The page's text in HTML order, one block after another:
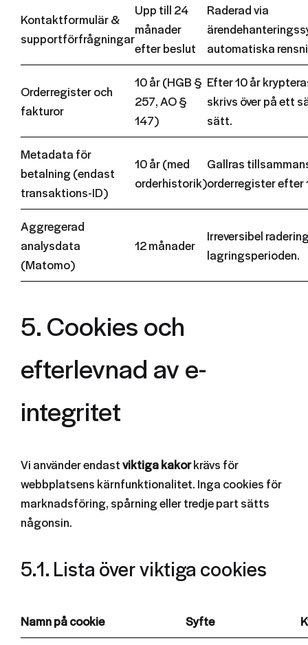
Kontaktformulär &
supportförfrågningar
Upp till 24
månader
efter beslut
Raderad via
automatiska
Orderregister och
fakturor
10 år (HGB §
257, AO §
147)
Efter 10 år
skrivs över på ett
sätt.
Metadata för
betalning (endast
transaktions-ID)
10 år (med
orderhistorik)
Gallras
orderregister efter
Aggregerad
analysdata
(Matomo)
12 månader
Irreversibel
lagringsperioden.
5. Cookies och
efterlevnad av e-
integritet
Vi använder endastviktiga kakorkrävs för
webbplatsens kärnfunktionalitet. Inga cookies för
marknadsföring, spårning eller tredje part sätts
någonsin.
5.1. Lista över viktiga cookies
Namn på cookie Syfte